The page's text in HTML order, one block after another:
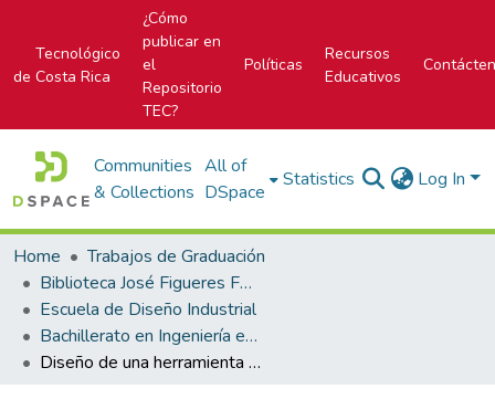
Tecnológico
de Costa Rica
¿Cómo
publicar en
el
Repositorio
TEC?
Políticas
Recursos
Educativos
Communities
& Collections
All of
DSpace
Statistics Log In
Home
Trabajos de Graduación
Biblioteca José Figueres Ferrer
Escuela de Diseño Industrial
Bachillerato en Ingeniería en Diseño Industrial
Diseño de una herramienta digital interactiva para el aprendizaje y desarrollo de buenas prácticas sobre educación y salud sexual en adolescentes”